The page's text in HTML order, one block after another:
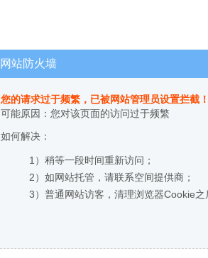
网站防火墙
您的请求过于频繁，已被网站管理员设置拦截！
可能原因：您对该页面的访问过于频繁
如何解决：
1）稍等一段时间重新访问；
2）如网站托管，请联系空间提供商；
3）普通网站访客，清理浏览器Cookie